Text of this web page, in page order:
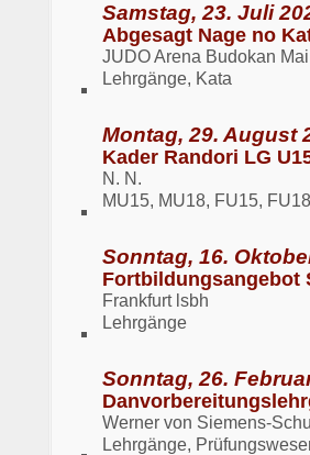
Samstag, 23. Juli
Abgesagt Nage no
JUDO Arena Budokan
Lehrgänge, Kata
Montag, 29. August
Kader Randori LG
N. N.
MU15, MU18, FU15,
Sonntag, 16.
Fortbildungsangebot
Frankfurt lsbh
Lehrgänge
Sonntag, 26.
Werner von Siemens-
Lehrgänge,